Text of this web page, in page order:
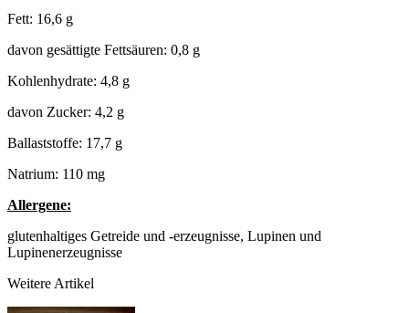
Fett: 16,6 g
davon gesättigte Fettsäuren: 0,8 g
Kohlenhydrate: 4,8 g
davon Zucker: 4,2 g
Ballaststoffe: 17,7 g
Natrium: 110 mg
Allergene:
glutenhaltiges Getreide und -erzeugnisse, Lupinen und
Lupinenerzeugnisse
Weitere Artikel